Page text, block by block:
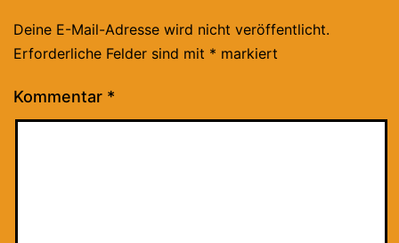
Deine E-Mail-Adresse wird nicht veröffentlicht.
Erforderliche Felder sind mit * markiert
Kommentar *